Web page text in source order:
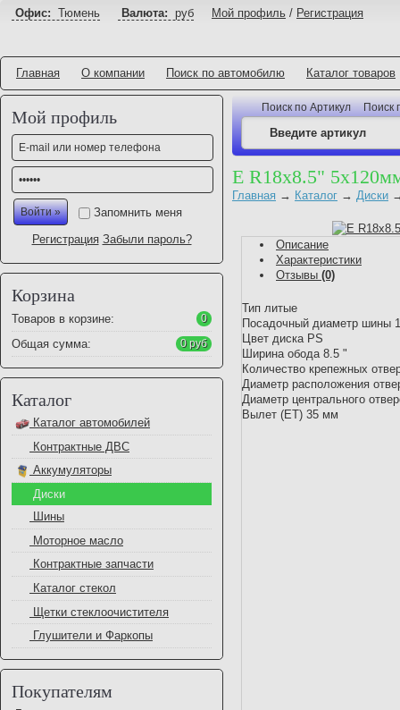
Офис: Тюмень Валюта: руб Мой профиль / Регистрация
Главная О компании Поиск по автомобилю Каталог товаров
Мой профиль
Запомнить меня
Регистрация Забыли пароль?
Корзина
Товаров в корзине: 0
Общая сумма: 0 руб
Каталог
Каталог автомобилей
Контрактные ДВС
Аккумуляторы
Диски
Шины
Моторное масло
Контрактные запчасти
Каталог стекол
Щетки стеклоочистителя
Глушители и Фаркопы
Покупателям
Поиск по Артикул Поиск
E R18x8.5"
Главная → Каталог → Диски
Описание
Характеристики
Отзывы (0)
Тип литые
Посадочный диаметр шины
Цвет диска PS
Ширина обода 8.5 "
Количество крепежных
Диаметр расположения
Диаметр центрального
Вылет (ET) 35 мм